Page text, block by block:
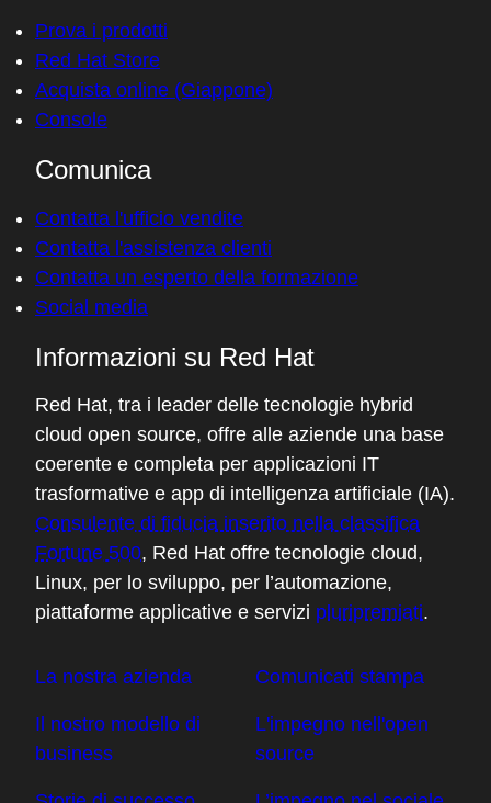
Prova, acquista, vendi
Prova i prodotti
Red Hat Store
Acquista online (Giappone)
Comunica
Contatta l'ufficio vendite
Contatta l'assistenza clienti
Contatta un esperto della formazione
Informazioni su Red Hat
Red Hat, tra i leader delle tecnologie hybrid
cloud open source, offre alle aziende una base
coerente e completa per applicazioni IT
trasformative e app di intelligenza artificiale (IA).
Consulente di fiducia inserito nella classifica
Fortune 500
, Red Hat offre tecnologie cloud,
piattaforme applicative e servizi pluripremiati.
La nostra azienda
Il nostro modello di
Comunicati stampa
L'impegno nell'open